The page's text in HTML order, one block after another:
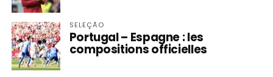
SELEÇÃO
Portugal – Espagne : les
compositions officielles